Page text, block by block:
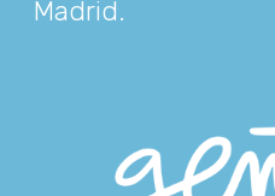
Madrid.